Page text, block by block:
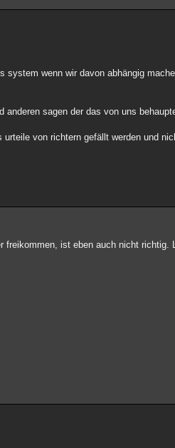
system wenn wir davon abhängig
anderen sagen der das von uns
urteile von richtern gefällt werden und
freikommen, ist eben auch nicht